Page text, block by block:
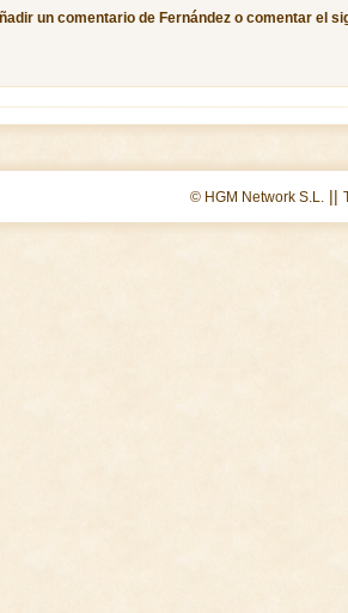
un comentario de Fernández o comentar el
© HGM Network S.L. ||